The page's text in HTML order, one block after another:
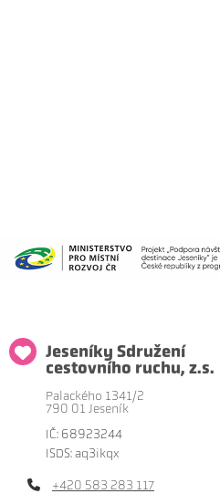
Jeseníky Sdružení
cestovního ruchu, z.s.
Palackého 1341/2
790 01 Jeseník
IČ: 68923244
ISDS: aq3ikqx
+420 583 283 117